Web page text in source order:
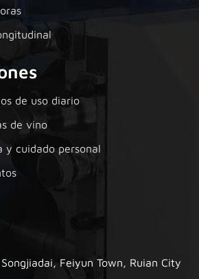
de uso diario
de vino
y cuidado personal
Feiyun Town, Ruian City